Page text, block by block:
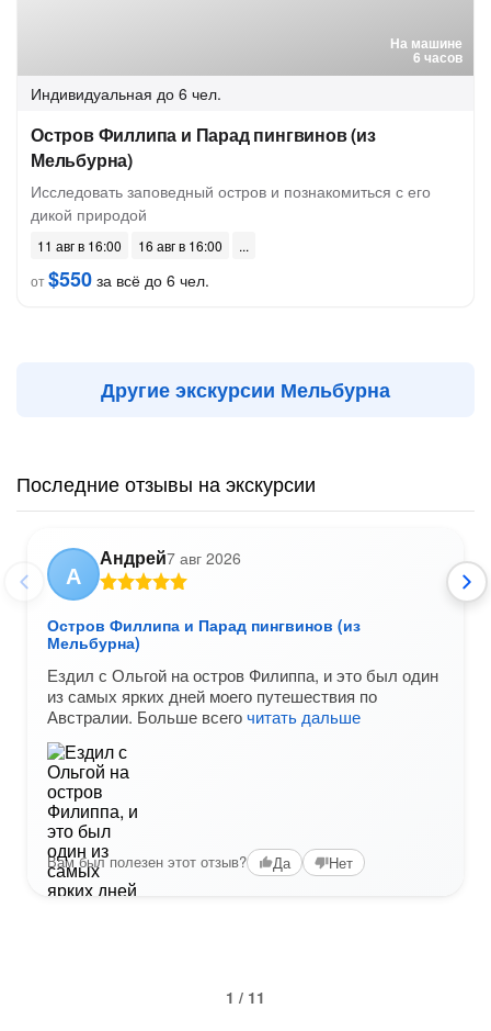
На машине
6 часов
Индивидуальная до 6 чел.
Остров Филлипа и Парад пингвинов (из
Мельбурна)
Исследовать заповедный остров и познакомиться с его
дикой природой
11 авг в 16:00
16 авг в 16:00
от$550 за всё до 6 чел.
Другие экскурсии Мельбурна
Последние отзывы на экскурсии
А
Андрей7 авг 2026
Остров Филлипа и Парад пингвинов (из
Мельбурна)
Ездил с Ольгой на остров Филиппа, и это был один
из самых ярких дней моего путешествия по
Австралии. Больше всегочитать дальше
Вам был полезен этот отзыв? Да Нет
1 / 11